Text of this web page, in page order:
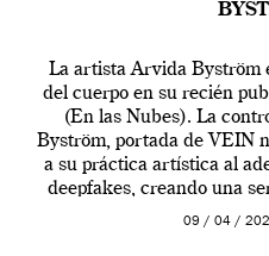
La artista Arvida Byström
del cuerpo en su recién
(En las Nubes). La
Byström, portada de VEIN
a su práctica artística al
deepfakes, creando una
por
09 / 04 /